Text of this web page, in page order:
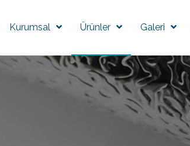
Kurumsal Ürünler Galeri